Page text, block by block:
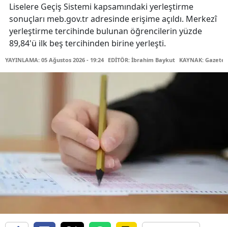
Liselere Geçiş Sistemi kapsamındaki yerleştirme
sonuçları meb.gov.tr adresinde erişime açıldı. Merkezî
yerleştirme tercihinde bulunan öğrencilerin yüzde
89,84'ü ilk beş tercihinden birine yerleşti.
YAYINLAMA: 05 Ağustos 2026 - 19:24 EDİTÖR: İbrahim Baykut KAYNAK: